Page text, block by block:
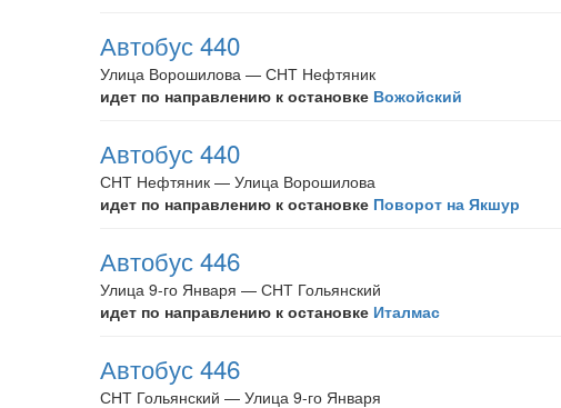
Автобус 440
Улица Ворошилова — СНТ Нефтяник
идет по направлению к остановке Вожойский
Автобус 440
СНТ Нефтяник — Улица Ворошилова
идет по направлению к остановке Поворот на Якшур
Автобус 446
Улица 9-го Января — СНТ Гольянский
идет по направлению к остановке Италмас
Автобус 446
СНТ Гольянский — Улица 9-го Января